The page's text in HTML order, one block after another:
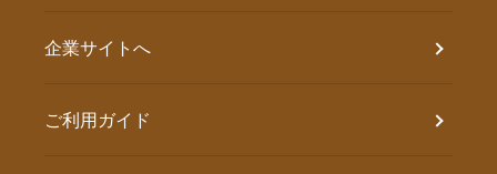
企業サイトへ
ご利用ガイド